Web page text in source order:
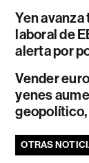
Yen
laboral de
alerta por
Vender
yenes
OTRAS